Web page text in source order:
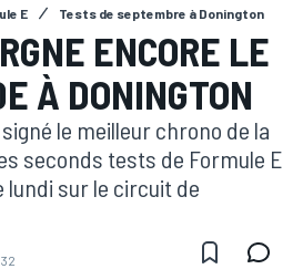
E Tests de septembre à Donington
ENCORE LE
À DONINGTON
le meilleur chrono de la
seconds tests de Formule E
lundi sur le circuit de